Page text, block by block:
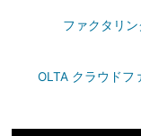
ファクタリ
OLTA クラウドフ